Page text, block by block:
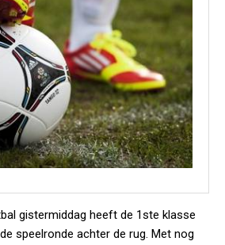
gistermiddag heeft de 1ste klasse
speelronde achter de rug. Met nog